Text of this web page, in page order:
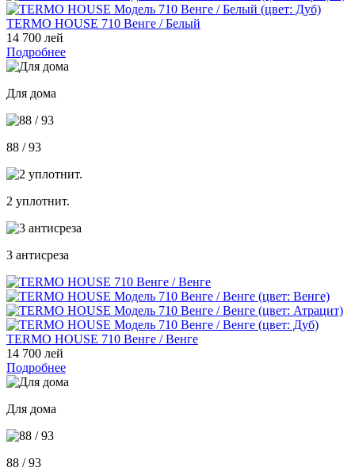
TERMO HOUSE 710 Венге / Белый
14 700 лей
Подробнее
Для дома
88 / 93
2 уплотнит.
3 антисреза
TERMO HOUSE 710 Венге / Венге
14 700 лей
Подробнее
Для дома
88 / 93